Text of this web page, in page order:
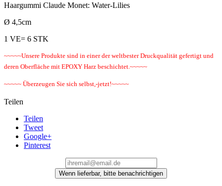
Haargummi Claude Monet: Water-Lilies
Ø 4,5cm
1 VE= 6 STK
~~~~~Unsere Produkte sind in einer der weltbester Druckqualität gefertigt und
deren Oberfläche mit EPOXY Harz beschichtet.~~~~~
~~~~~ Überzeugen Sie sich selbst,-jetzt!~~~~~
Teilen
Teilen
Tweet
Google+
Pinterest
Wenn lieferbar, bitte benachrichtigen